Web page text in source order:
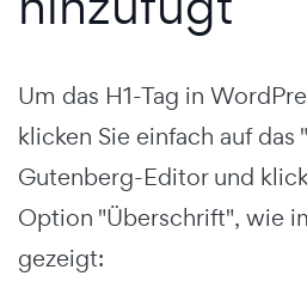
Um das H1-Tag in
klicken Sie einfach auf das
Gutenberg-Editor und
Option "Überschrift", wie
gezeigt: